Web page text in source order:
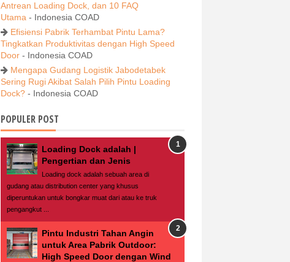
Antrean Loading Dock, dan 10 FAQ
Utama - Indonesia COAD
Efisiensi Pabrik Terhambat Pintu Lama?
Tingkatkan Produktivitas dengan High Speed
Door - Indonesia COAD
Mengapa Gudang Logistik Jabodetabek
Sering Rugi Akibat Salah Pilih Pintu Loading
Dock? - Indonesia COAD
POPULER POST
Loading Dock adalah |
Pengertian dan Jenis
Loading dock adalah sebuah area di
gudang atau distribution center yang khusus
diperuntukan untuk bongkar muat dari atau ke truk
pengangkut ...
Pintu Industri Tahan Angin
untuk Area Pabrik Outdoor:
High Speed Door dengan Wind